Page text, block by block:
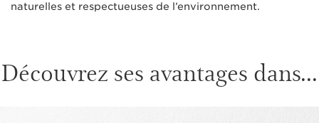
naturelles et respectueuses de l’environnement.
Découvrez ses avantages dans...